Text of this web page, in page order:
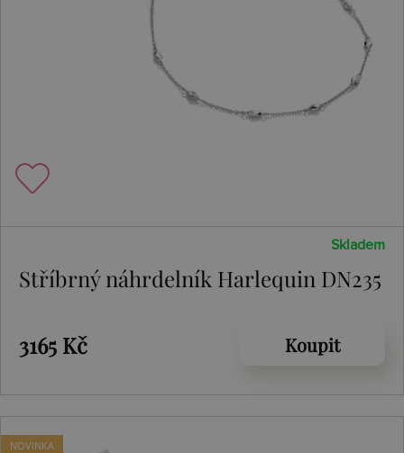
Skladem
Stříbrný náhrdelník Harlequin DN235
3165 Kč Koupit
NOVINKA